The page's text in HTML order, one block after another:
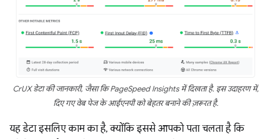
CrUX डेटा की जानकारी, जैसा कि PageSpeed Insights में दिखता है. इस उदाहरण में,
दिए गए वेब पेज के आईएनपी को बेहतर बनाने की ज़रूरत है.
यह डेटा इसलिए काम का है, क्योंकि इससे आपको पता चलता है कि